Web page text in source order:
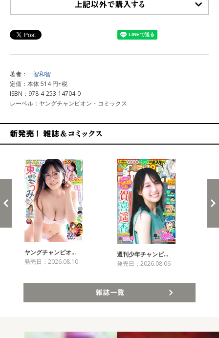
著者： 一智和智
定価：本体 514 円+税
ISBN：978-4-253-14704-0
レーベル：ヤングチャンピオン・コミックス
ヤングチャンピオ…
発売日：2026.08.10
週刊少年チャンピ…
発売日：2026.08.06